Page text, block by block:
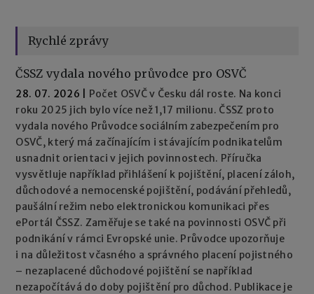
Rychlé zprávy
ČSSZ vydala nového průvodce pro OSVČ
28. 07. 2026
Počet OSVČ v Česku dál roste. Na konci
roku 2025 jich bylo více než 1,17 milionu. ČSSZ proto
vydala nového Průvodce sociálním zabezpečením pro
OSVČ, který má začínajícím i stávajícím podnikatelům
usnadnit orientaci v jejich povinnostech. Příručka
vysvětluje například přihlášení k pojištění, placení záloh,
důchodové a nemocenské pojištění, podávání přehledů,
paušální režim nebo elektronickou komunikaci přes
ePortál ČSSZ. Zaměřuje se také na povinnosti OSVČ při
podnikání v rámci Evropské unie. Průvodce upozorňuje
i na důležitost včasného a správného placení pojistného
– nezaplacené důchodové pojištění se například
nezapočítává do doby pojištění pro důchod. Publikace je